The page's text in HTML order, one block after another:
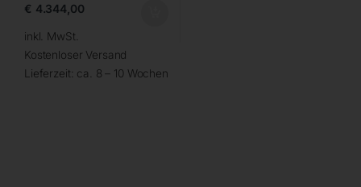
€ 4.344,00
inkl. MwSt.
Kostenloser Versand
Lieferzeit: ca. 8 – 10 Wochen